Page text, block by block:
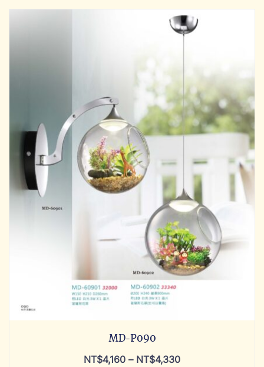
MD-P090
NT$4,160 – NT$4,330